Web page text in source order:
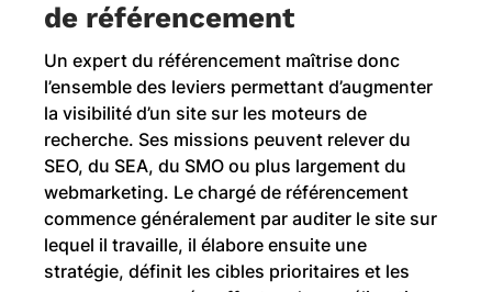
de référencement
Un expert du référencement maîtrise donc
l’ensemble des leviers permettant d’augmenter
la visibilité d’un site sur les moteurs de
recherche. Ses missions peuvent relever du
SEO, du SEA, du SMO ou plus largement du
webmarketing. Le chargé de référencement
commence généralement par auditer le site sur
lequel il travaille, il élabore ensuite une
stratégie, définit les cibles prioritaires et les